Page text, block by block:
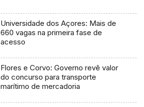
Universidade dos Açores: Mais de
660 vagas na primeira fase de
acesso
Flores e Corvo: Governo revê valor
do concurso para transporte
marítimo de mercadoria